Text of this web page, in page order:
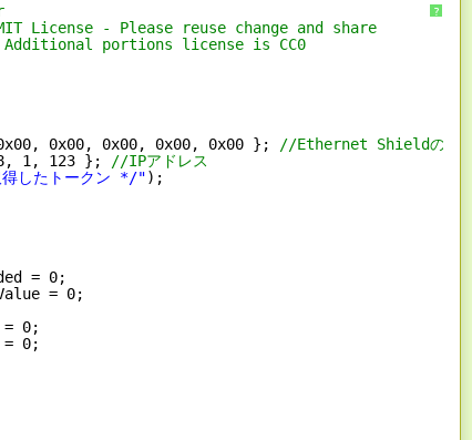
?
License - Please reuse change and share
portions license is CC0
0x00, 0x00, 0x00, 0x00 };
//Ethernet ShieldのMAC
1, 123 };
//IPアドレス
したトークン */");
= 0;
= 0;
= 0;
= 0;